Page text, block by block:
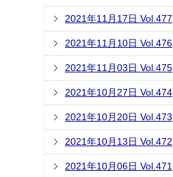
2021年11月17日 Vol.477
2021年11月10日 Vol.476
2021年11月03日 Vol.475
2021年10月27日 Vol.474
2021年10月20日 Vol.473
2021年10月13日 Vol.472
2021年10月06日 Vol.471